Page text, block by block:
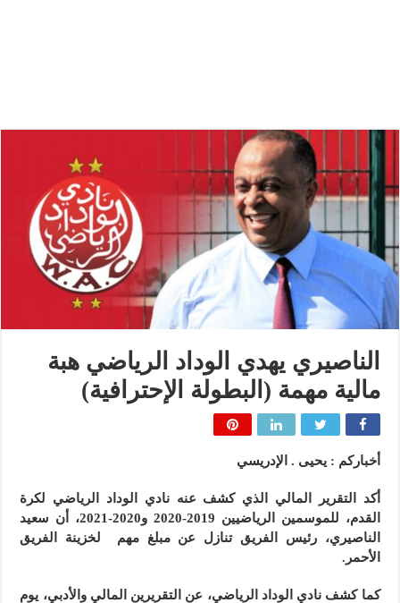
الناصيري يهدي الوداد الرياضي هبة
مالية مهمة (البطولة الإحترافية)
أخباركم : يحيى . الإدريسي
أكد التقرير المالي الذي كشف عنه نادي الوداد الرياضي لكرة
القدم، للموسمين الرياضيين 2019-2020 و2020-2021، أن سعيد
الناصيري، رئيس الفريق تنازل عن مبلغ مهم لخزينة الفريق
الأحمر.
كما كشف نادي الوداد الرياضي، عن التقريرين المالي والأدبي، يوم